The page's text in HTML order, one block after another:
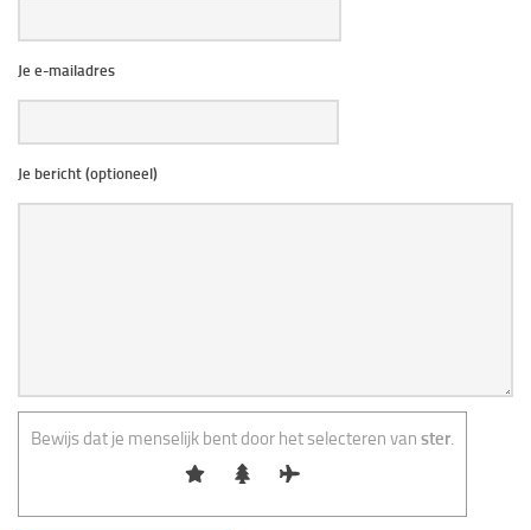
Je e-mailadres
Je bericht (optioneel)
Bewijs dat je menselijk bent door het selecteren van ster.